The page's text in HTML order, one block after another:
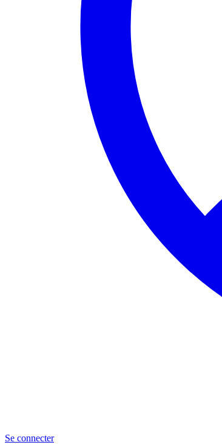
Se connecter